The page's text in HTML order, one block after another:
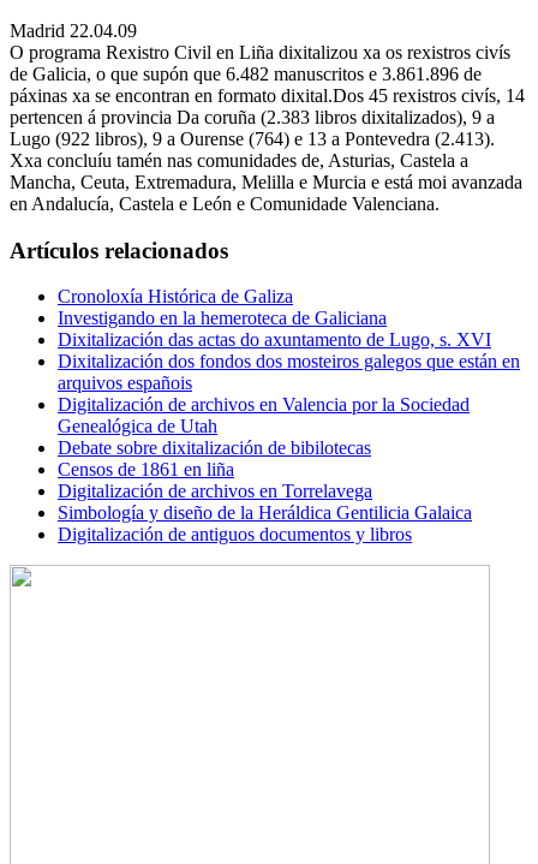
Madrid 22.04.09
O programa Rexistro Civil en Liña dixitalizou xa os rexistros civís
de Galicia, o que supón que 6.482 manuscritos e 3.861.896 de
páxinas xa se encontran en formato dixital.Dos 45 rexistros civís, 14
pertencen á provincia Da coruña (2.383 libros dixitalizados), 9 a
Lugo (922 libros), 9 a Ourense (764) e 13 a Pontevedra (2.413).
Xxa concluíu tamén nas comunidades de, Asturias, Castela a
Mancha, Ceuta, Extremadura, Melilla e Murcia e está moi avanzada
en Andalucía, Castela e León e Comunidade Valenciana.
Artículos relacionados
Cronoloxía Histórica de Galiza
Investigando en la hemeroteca de Galiciana
Dixitalización das actas do axuntamento de Lugo, s. XVI
Dixitalización dos fondos dos mosteiros galegos que están en
arquivos españois
Digitalización de archivos en Valencia por la Sociedad
Genealógica de Utah
Debate sobre dixitalización de bibilotecas
Censos de 1861 en liña
Digitalización de archivos en Torrelavega
Simbología y diseño de la Heráldica Gentilicia Galaica
Digitalización de antiguos documentos y libros